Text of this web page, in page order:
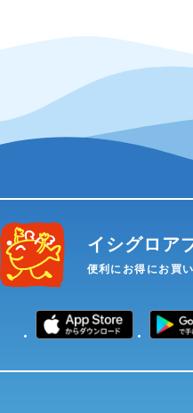
イシグロア
便利にお得にお買い